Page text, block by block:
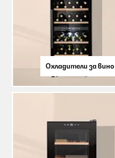
Oхладители за вино